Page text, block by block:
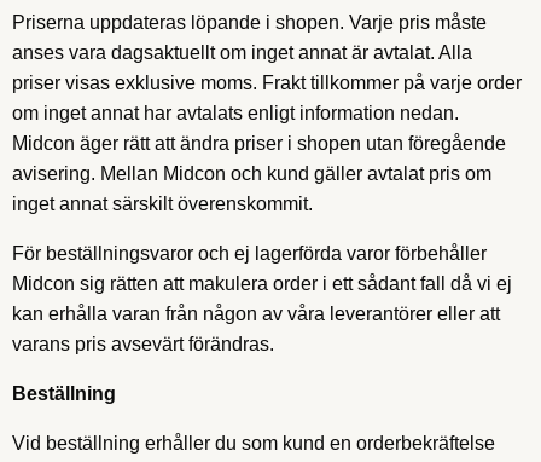
Priserna uppdateras löpande i shopen. Varje pris måste
anses vara dagsaktuellt om inget annat är avtalat. Alla
priser visas exklusive moms. Frakt tillkommer på varje order
om inget annat har avtalats enligt information nedan.
Midcon äger rätt att ändra priser i shopen utan föregående
avisering. Mellan Midcon och kund gäller avtalat pris om
inget annat särskilt överenskommit.
För beställningsvaror och ej lagerförda varor förbehåller
Midcon sig rätten att makulera order i ett sådant fall då vi ej
kan erhålla varan från någon av våra leverantörer eller att
varans pris avsevärt förändras.
Beställning
Vid beställning erhåller du som kund en orderbekräftelse